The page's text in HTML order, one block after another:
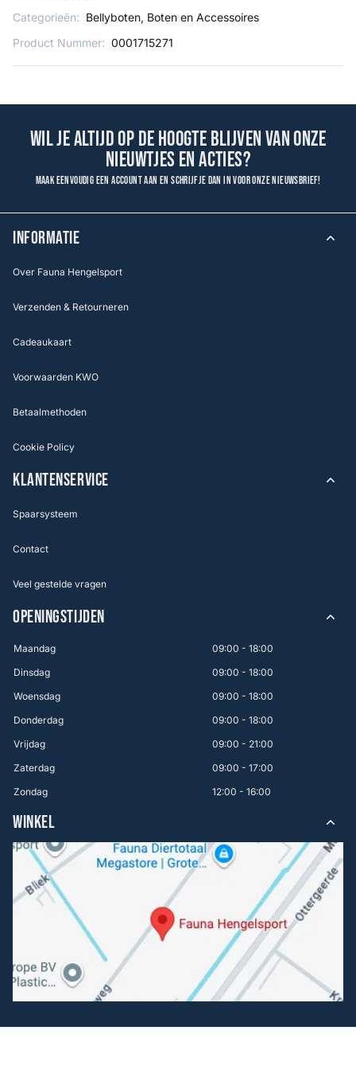
Categorieën: Bellyboten, Boten en Accessoires
Product Nummer: 0001715271
Wil je altijd op de hoogte blijven van onze
nieuwtjes en acties?
Maak eenvoudig een account aan en schrijf je dan in voor onze nieuwsbrief!
INFORMATIE
Over Fauna Hengelsport
Verzenden & Retourneren
Cadeaukaart
Voorwaarden KWO
Betaalmethoden
Cookie Policy
KLANTENSERVICE
Spaarsysteem
Contact
Veel gestelde vragen
OPENINGSTIJDEN
Maandag
09:00 - 18:00
Dinsdag
09:00 - 18:00
Woensdag
09:00 - 18:00
Donderdag
09:00 - 18:00
Vrijdag
09:00 - 21:00
Zaterdag
09:00 - 17:00
Zondag
12:00 - 16:00
WINKEL